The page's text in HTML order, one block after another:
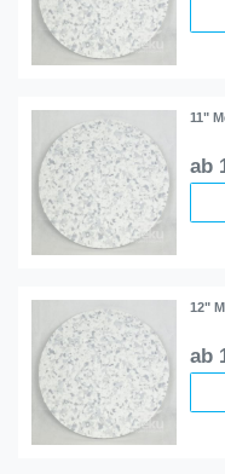
11"
ab
12"
ab